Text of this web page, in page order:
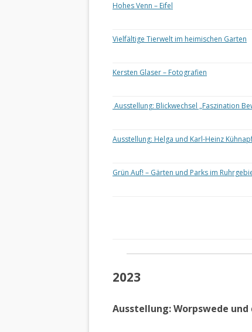
Hohes Venn – Eifel
Vielfältige Tierwelt im heimischen Garten
Kersten Glaser – Fotografien
Ausstellung: Blickwechsel „Faszination
Ausstellung: Helga und Karl-Heinz
Grün Auf! – Gärten und Parks im
2023
Ausstellung: Worpswede